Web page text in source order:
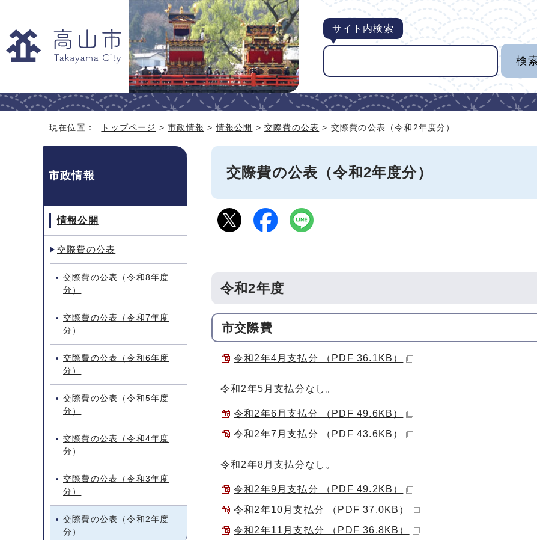
サイト内検索
現在位置： トップページ >市政情報 >情報公開 >交際費の公表 > 交際費の公表（令和2年度分）
交際費の公表（令和2年度分）
令和2年度
市交際費
令和2年4月支払分 （PDF 36.1KB）
令和2年5月支払分なし。
令和2年6月支払分 （PDF 49.6KB）
令和2年7月支払分 （PDF 43.6KB）
令和2年8月支払分なし。
令和2年9月支払分 （PDF 49.2KB）
令和2年10月支払分 （PDF 37.0KB）
令和2年11月支払分 （PDF 36.8KB）
市政情報
情報公開
交際費の公表
交際費の公表（令和8年度
分）
交際費の公表（令和7年度
分）
交際費の公表（令和6年度
分）
交際費の公表（令和5年度
分）
交際費の公表（令和4年度
分）
交際費の公表（令和3年度
分）
交際費の公表（令和2年度
分）